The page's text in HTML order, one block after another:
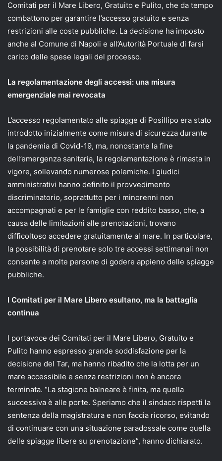
Comitati per il Mare Libero, Gratuito e Pulito, che da tempo
combattono per garantire l’accesso gratuito e senza
restrizioni alle coste pubbliche. La decisione ha imposto
anche al Comune di Napoli e all’Autorità Portuale di farsi
carico delle spese legali del processo.
La regolamentazione degli accessi: una misura
emergenziale mai revocata
L’accesso regolamentato alle spiagge di Posillipo era stato
introdotto inizialmente come misura di sicurezza durante
la pandemia di Covid-19, ma, nonostante la fine
dell’emergenza sanitaria, la regolamentazione è rimasta in
vigore, sollevando numerose polemiche. I giudici
amministrativi hanno definito il provvedimento
discriminatorio, soprattutto per i minorenni non
accompagnati e per le famiglie con reddito basso, che, a
causa delle limitazioni alle prenotazioni, trovano
difficoltoso accedere gratuitamente al mare. In particolare,
la possibilità di prenotare solo tre accessi settimanali non
consente a molte persone di godere appieno delle spiagge
pubbliche.
I Comitati per il Mare Libero esultano, ma la battaglia
continua
I portavoce dei Comitati per il Mare Libero, Gratuito e
Pulito hanno espresso grande soddisfazione per la
decisione del Tar, ma hanno ribadito che la lotta per un
mare accessibile e senza restrizioni non è ancora
terminata. “La stagione balneare è finita, ma quella
successiva è alle porte. Speriamo che il sindaco rispetti la
sentenza della magistratura e non faccia ricorso, evitando
di continuare con una situazione paradossale come quella
delle spiagge libere su prenotazione”, hanno dichiarato.